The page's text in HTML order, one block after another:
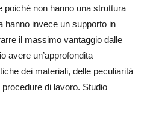
non hanno una struttura
hanno invece un supporto in
il massimo vantaggio dalle
avere un’approfondita
dei materiali, delle peculiarità
di lavoro. Studio